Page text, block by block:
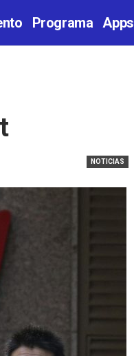
Programa Apps
NOTICIAS